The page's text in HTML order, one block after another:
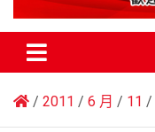
2011 6 月 11